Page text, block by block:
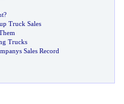
?
Truck Sales
Trucks
Sales Record